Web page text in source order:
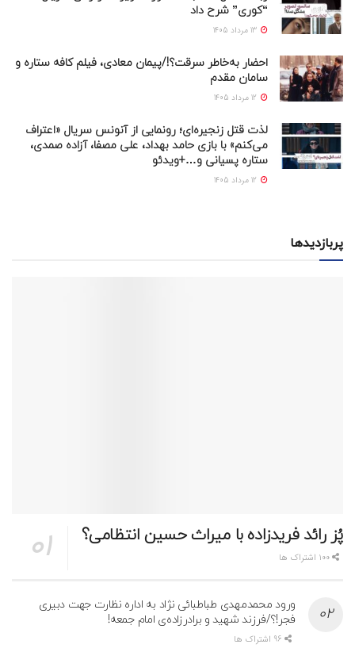
“کوری” شرح داد
احضار به‌خاطر سرقت؟!/پیمان معادی، فیلم کافه ستاره و
سامان مقدم
لذت قتل زنجیره‌ای؛ رونمایی از آنونس سریال «اعتراف
می‌کنم» با بازی حامد بهداد، علی مصفا، آزاده صمدی،
ستاره پسیانی و…+ویدئو
پربازدیدها
پُز رائد فریدزاده با میراث حسین انتظامی؟
ورود محمدمهدی طباطبائی نژاد به اداره نظارت جهت دبیری
فجر!؟/فرزند شهید و برادرزاده‌ی امام جمعه!